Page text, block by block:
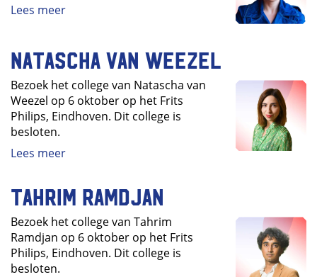
Lees meer
Natascha van Weezel
Bezoek het college van Natascha van
Weezel op 6 oktober op het Frits
Philips, Eindhoven. Dit college is
besloten.
Lees meer
Tahrim Ramdjan
Bezoek het college van Tahrim
Ramdjan op 6 oktober op het Frits
Philips, Eindhoven. Dit college is
besloten.